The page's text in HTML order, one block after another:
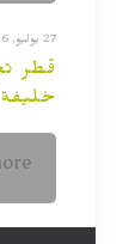
27 يوليو, 2026
قطر
خليفة